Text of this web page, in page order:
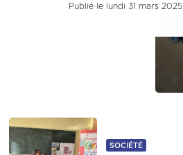
Publié le lundi 31 mars 2025
SOCIÉTÉ